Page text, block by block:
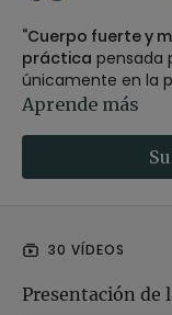
“Cuerpo fuerte y
práctica pensada
únicamente en la
restrictivas. En su
construir un
respetuosa y
Patricia Ramirez,
enfoque
Aprende más
30 VÍDEOS
Presentación de